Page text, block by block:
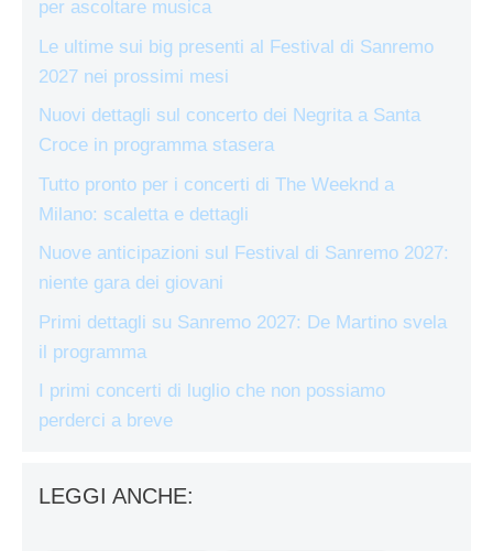
per ascoltare musica
Le ultime sui big presenti al Festival di Sanremo
2027 nei prossimi mesi
Nuovi dettagli sul concerto dei Negrita a Santa
Croce in programma stasera
Tutto pronto per i concerti di The Weeknd a
Milano: scaletta e dettagli
Nuove anticipazioni sul Festival di Sanremo 2027:
niente gara dei giovani
Primi dettagli su Sanremo 2027: De Martino svela
il programma
I primi concerti di luglio che non possiamo
perderci a breve
LEGGI ANCHE: